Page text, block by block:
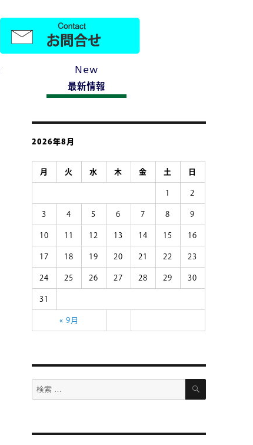
New
最新情報
2026年8月
月 火 水 木 金 土 日
« 9月
1 2
3 4 5 6 7 8 9
10 11 12 13 14 15 16
17 18 19 20 21 22 23
24 25 26 27 28 29 30
31
検
索
検